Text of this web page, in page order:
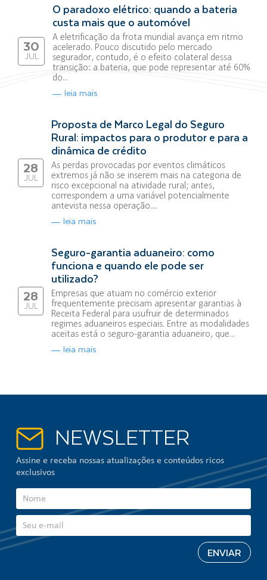
30
JUL
O paradoxo elétrico: quando a bateria
custa mais que o automóvel
A eletrificação da frota mundial avança em ritmo
acelerado. Pouco discutido pelo mercado
segurador, contudo, é o efeito colateral dessa
transição: a bateria, que pode representar até 60%
do...
leia mais
28
JUL
Proposta de Marco Legal do Seguro
Rural: impactos para o produtor e para a
dinâmica de crédito
As perdas provocadas por eventos climáticos
extremos já não se inserem mais na categoria de
risco excepcional na atividade rural; antes,
correspondem a uma variável potencialmente
antevista nessa operação....
leia mais
28
JUL
Seguro-garantia aduaneiro: como
funciona e quando ele pode ser
utilizado?
Empresas que atuam no comércio exterior
frequentemente precisam apresentar garantias à
Receita Federal para usufruir de determinados
regimes aduaneiros especiais. Entre as modalidades
aceitas está o seguro-garantia aduaneiro, que...
leia mais
NEWSLETTER
Assine e receba nossas atualizações e conteúdos ricos
exclusivos